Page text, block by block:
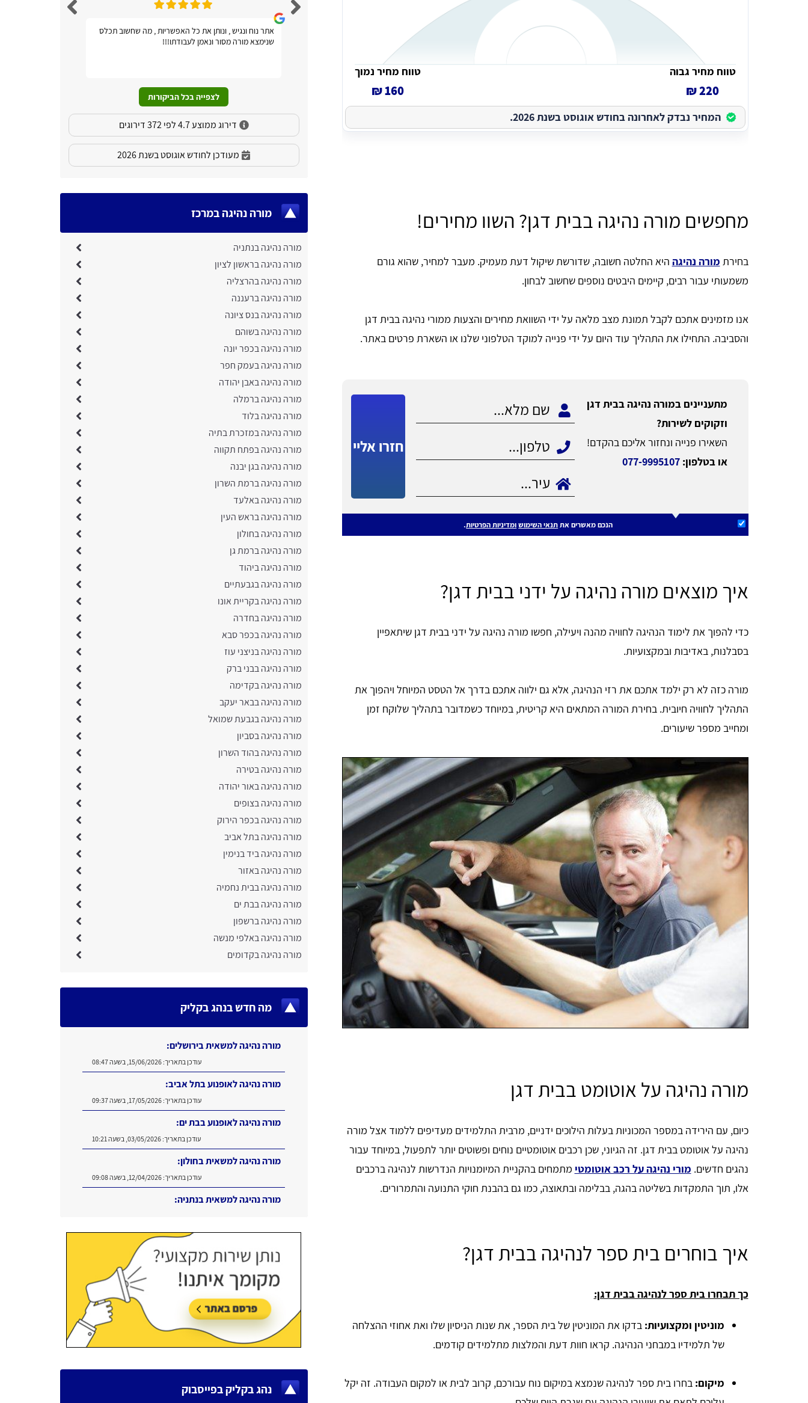
טווח מחיר גבוה
220 ₪
טווח מחיר נמוך
160 ₪
המחיר נבדק לאחרונה בחודש אוגוסט בשנת 2026.
מחפשים מורה נהיגה בבית דגן? השוו מחירים!
בחירת מורה נהיגה היא החלטה חשובה, שדורשת שיקול דעת מעמיק. מעבר למחיר, שהוא גורם
משמעותי עבור רבים, קיימים היבטים נוספים שחשוב לבחון.
אנו מזמינים אתכם לקבל תמונת מצב מלאה על ידי השוואת מחירים והצעות ממורי נהיגה בבית דגן
והסביבה. התחילו את התהליך עוד היום על ידי פנייה למוקד הטלפוני שלנו או השארת פרטים באתר.
מתעניינים במורה נהיגה בבית דגן
וזקוקים לשירות?
השאירו פנייה ונחזור אליכם בהקדם!
או בטלפון:077-9995107
חזרו אליי
הנכם מאשרים אתתנאי השימושומדיניות הפרטיות.
איך מוצאים מורה נהיגה על ידני בבית דגן?
כדי להפוך את לימוד הנהיגה לחוויה מהנה ויעילה, חפשו מורה נהיגה על ידני בבית דגן שיתאפיין
בסבלנות, באדיבות ובמקצועיות.
מורה כזה לא רק ילמד אתכם את רזי הנהיגה, אלא גם ילווה אתכם בדרך אל הטסט המיוחל ויהפוך את
התהליך לחוויה חיובית. בחירת המורה המתאים היא קריטית, במיוחד כשמדובר בתהליך שלוקח זמן
ומחייב מספר שיעורים.
מורה נהיגה על אוטומט בבית דגן
כיום, עם הירידה במספר המכוניות בעלות הילוכים ידניים, מרבית התלמידים מעדיפים ללמוד אצל מורה
נהיגה על אוטומט בבית דגן. זה הגיוני, שכן רכבים אוטומטיים נוחים ופשוטים יותר לתפעול, במיוחד עבור
נהגים חדשים. מורי נהיגה על רכב אוטומטי מתמחים בהקניית המיומנויות הנדרשות לנהיגה ברכבים
אלו, תוך התמקדות בשליטה בהגה, בבלימה ובתאוצה, כמו גם בהבנת חוקי התנועה והתמרורים.
איך בוחרים בית ספר לנהיגה בבית דגן?
כך תבחרו בית ספר לנהיגה בבית דגן:
מוניטין ומקצועיות: בדקו את המוניטין של בית הספר, את שנות הניסיון שלו ואת אחוזי ההצלחה
של תלמידיו במבחני הנהיגה. קראו חוות דעת והמלצות מתלמידים קודמים.
מיקום: בחרו בית ספר לנהיגה שנמצא במיקום נוח עבורכם, קרוב לבית או למקום העבודה. זה יקל
אתר נוח ונגיש , ונותן את כל האפשריות , מה שחשוב תכלס
שנימצא מורה מסור ונאמן לעבודתו!!!
אתר נוח מאוד לשימוש, אני מקווה שגם אעזר בו.
אחלה אתר מרכז את כל החומר במורה קצרה ברורה
לצפייה בכל הביקורות
דירוג ממוצע 4.7 לפי 372 דירוגים
מעודכן לחודש אוגוסט בשנת 2026
מורה נהיגה במרכז
מורה נהיגה בנתניה
מורה נהיגה בראשון לציון
מורה נהיגה בהרצליה
מורה נהיגה ברעננה
מורה נהיגה בנס ציונה
מורה נהיגה בשוהם
מורה נהיגה בכפר יונה
מורה נהיגה בעמק חפר
מורה נהיגה באבן יהודה
מורה נהיגה ברמלה
מורה נהיגה בלוד
מורה נהיגה במזכרת בתיה
מורה נהיגה בפתח תקווה
מורה נהיגה בגן יבנה
מורה נהיגה ברמת השרון
מורה נהיגה באלעד
מורה נהיגה בראש העין
מורה נהיגה בחולון
מורה נהיגה ברמת גן
מורה נהיגה ביהוד
מורה נהיגה בגבעתיים
מורה נהיגה בקריית אונו
מורה נהיגה בחדרה
מורה נהיגה בכפר סבא
מורה נהיגה בניצני עוז
מורה נהיגה בבני ברק
מורה נהיגה בקדימה
מורה נהיגה בבאר יעקב
מורה נהיגה בגבעת שמואל
מורה נהיגה בסביון
מורה נהיגה בהוד השרון
מורה נהיגה בטירה
מורה נהיגה באור יהודה
מורה נהיגה בצופים
מורה נהיגה בכפר הירוק
מורה נהיגה בתל אביב
מורה נהיגה ביד בנימין
מורה נהיגה באזור
מורה נהיגה בבית נחמיה
מורה נהיגה בבת ים
מורה נהיגה ברשפון
מורה נהיגה באלפי מנשה
מורה נהיגה בקדומים
מה חדש בנהג בקליק
מורה נהיגה למשאית בירושלים:
עודכן בתאריך:15/06/2026, בשעה 08:47
מורה נהיגה לאופנוע בתל אביב:
עודכן בתאריך:17/05/2026, בשעה 09:37
מורה נהיגה לאופנוע בבת ים:
עודכן בתאריך:03/05/2026, בשעה 10:21
מורה נהיגה למשאית בחולון:
עודכן בתאריך:12/04/2026, בשעה 09:08
מורה נהיגה למשאית בנתניה:
נהג בקליק בפייסבוק